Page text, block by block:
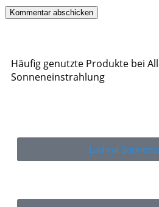
Häufig genutzte Produkte bei
Sonneneinstrahlung
Ladival